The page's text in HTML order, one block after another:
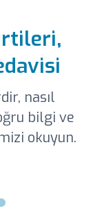
nasıl
bilgi ve
okuyun.